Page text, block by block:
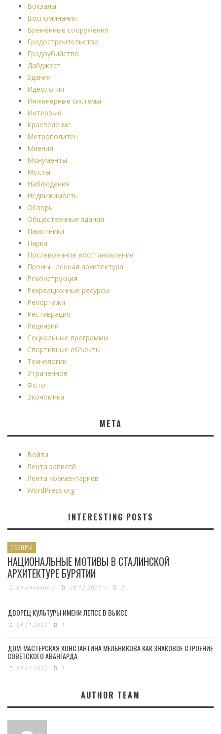
Вокзалы
Воспоминания
Временные сооружения
Градостроительство
Градоубийство
Дайджест
Здания
Идеология
Инженерные системы
Интервью
Краеведение
Метрополитен
Мнения
Монументы
Мосты
Наблюдения
Недвижимость
Обзоры
Общественные здания
Памятники
Парки
Послевоенное восстановление
Промышленная архитектура
Реконструкция
Рекреационные ресурсы
Репортажи
Реставрация
Рецензии
Социальные программы
Спортивные объекты
Технологии
Утраченное
Фото
Экономика
МЕТА
Войти
Лента записей
Лента комментариев
WordPress.org
INTERESTING POSTS
ОБЗОРЫ
НАЦИОНАЛЬНЫЕ МОТИВЫ В СТАЛИНСКОЙ
АРХИТЕКТУРЕ БУРЯТИИ
Сталинарх / 28.12.2023 / 2
ДВОРЕЦ КУЛЬТУРЫ ИМЕНИ ЛЕПСЕ В ВЫКСЕ
04.11.2023 1
ДОМ-МАСТЕРСКАЯ КОНСТАНТИНА МЕЛЬНИКОВА КАК ЗНАКОВОЕ СТРОЕНИЕ
СОВЕТСКОГО АВАНГАРДА
04.11.2023 1
AUTHOR TEAM